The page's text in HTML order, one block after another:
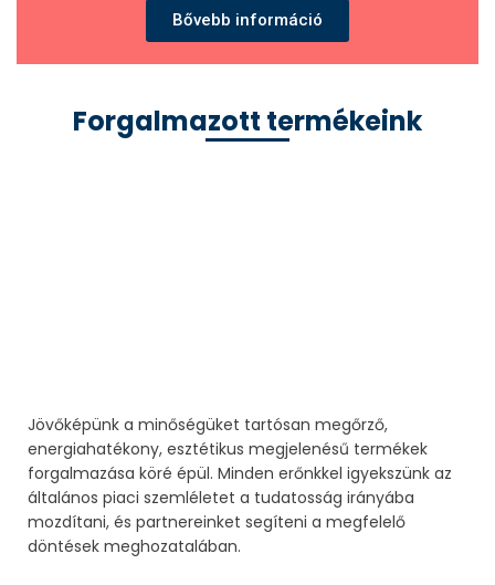
Bővebb információ
Forgalmazott termékeink
Megnézem
Jövőképünk a minőségüket tartósan megőrző,
energiahatékony, esztétikus megjelenésű termékek
forgalmazása köré épül. Minden erőnkkel igyekszünk az
általános piaci szemléletet a tudatosság irányába
mozdítani, és partnereinket segíteni a megfelelő
döntések meghozatalában.